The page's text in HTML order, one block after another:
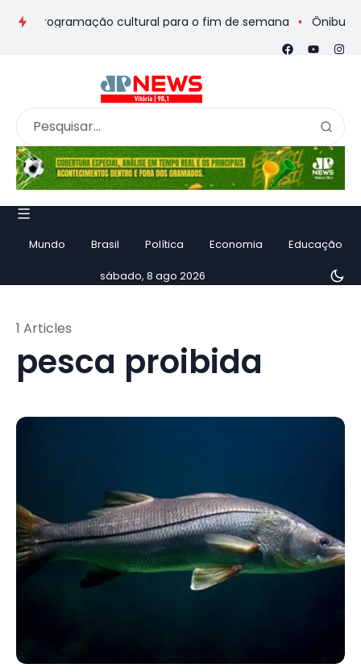
e programação cultural para o fim de semana Ônibus de
Mundo Brasil Política Economia Educação
sábado, 8 ago 2026
pesca proibida
1 Articles